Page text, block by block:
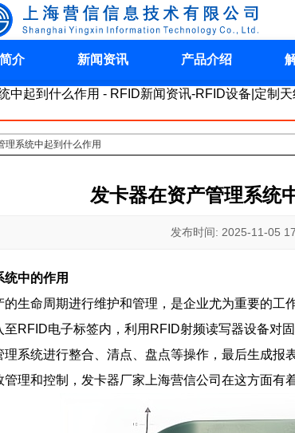
介 新闻资讯 产品介绍
理系统中起到什么作用
发卡器在资产管理系统
发布时间: 2025-11-05
中的作用
生命周期进行维护和管理，是企业尤为重要的工
至RFID电子标签内，利用RFID射频读写器设备对
系统进行整合、清点、盘点等操作，最后生成报
理和控制，发卡器厂家上海营信公司在这方面有